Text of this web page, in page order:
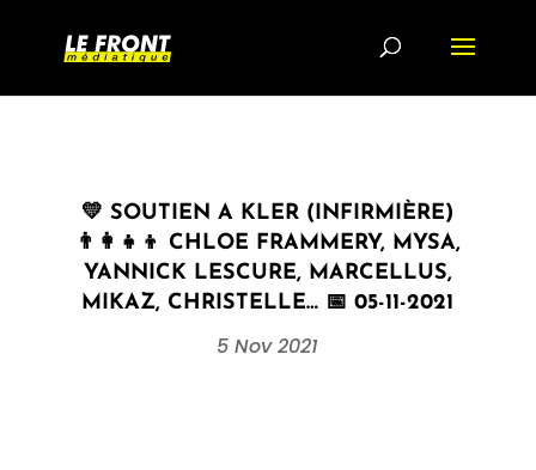
💛 SOUTIEN A KLER (INFIRMIÈRE)
👨‍👩‍👧‍👦 CHLOE FRAMMERY, MYSA,
YANNICK LESCURE, MARCELLUS,
MIKAZ, CHRISTELLE… 📅 05-11-2021
5 Nov 2021